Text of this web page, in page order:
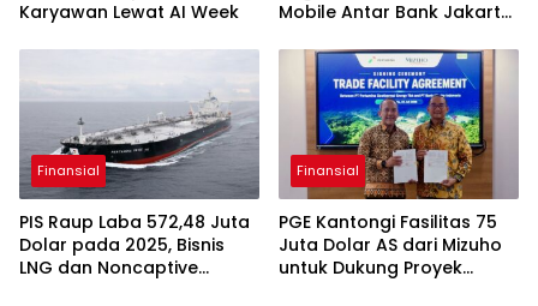
Karyawan Lewat AI Week
Mobile Antar Bank Jakarta
Excellence Awards 2026
Finansial
PIS Raup Laba 572,48 Juta
Dolar pada 2025, Bisnis
LNG dan Noncaptive
Finansial
PGE Kantongi Fasilitas 75
Juta Dolar AS dari Mizuho
untuk Dukung Proyek